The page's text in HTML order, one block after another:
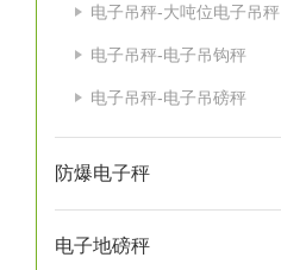
电子吊秤-大吨位电子吊秤
电子吊秤-电子吊钩秤
电子吊秤-电子吊磅秤
防爆电子秤
电子地磅秤